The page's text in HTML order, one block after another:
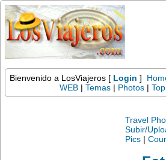
Bienvenido a LosViajeros [ Login ]
WEB| Temas| Photos |
Travel
Subir/
Pics |